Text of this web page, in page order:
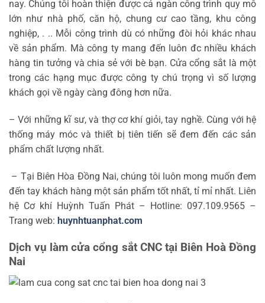
nay. Chúng tôi hoàn thiện được cả ngàn công trình quy mô
lớn như nhà phố, căn hộ, chung cư cao tầng, khu công
nghiệp, . .. Mỗi công trình dù có những đòi hỏi khác nhau
về sản phẩm. Mà công ty mang đến luôn đc nhiều khách
hàng tin tưởng và chia sẻ với bè bạn. Cửa cổng sắt là một
trong các hạng mục được công ty chú trọng vì số lượng
khách gọi về ngày càng đông hơn nữa.
– Với những kĩ sư, và thợ cơ khí giỏi, tay nghề. Cùng với hệ
thống máy móc và thiết bị tiên tiến sẽ đem đến các sản
phẩm chất lượng nhất.
– Tại Biên Hòa Đồng Nai, chúng tôi luôn mong muốn đem
đến tay khách hàng một sản phẩm tốt nhất, tỉ mỉ nhất. Liên
hệ Cơ khí Huỳnh Tuấn Phát – Hotline: 097.109.9565 –
Trang web: huynhtuanphat.com
Dịch vụ làm cửa cổng sắt CNC tại Biên Hoà Đồng
Nai